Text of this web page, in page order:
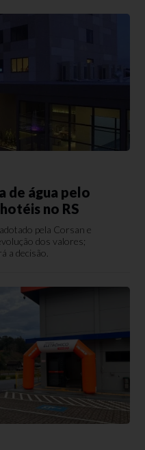
de água pelo
no RS
pela Corsan e
dos valores;
a decisão.